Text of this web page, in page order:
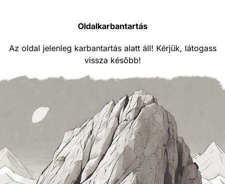
Oldalkarbantartás
Az oldal jelenleg karbantartás alatt áll! Kérjük, látogass
vissza később!